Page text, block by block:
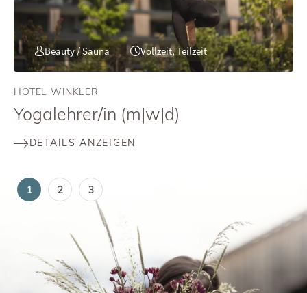
Beauty / Sauna Vollzeit, Teilzeit
HOTEL WINKLER
Yogalehrer/in (m|w|d)
DETAILS ANZEIGEN
1 2 3